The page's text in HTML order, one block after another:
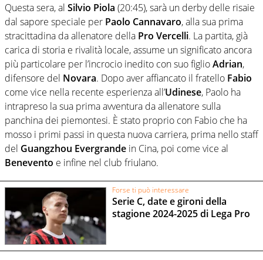
Questa sera, al Silvio Piola (20:45), sarà un derby delle risaie
dal sapore speciale per Paolo Cannavaro, alla sua prima
stracittadina da allenatore della Pro Vercelli. La partita, già
carica di storia e rivalità locale, assume un significato ancora
più particolare per l’incrocio inedito con suo figlioAdrian,
difensore del Novara. Dopo aver affiancato il fratello Fabio
come vice nella recente esperienza all’Udinese, Paolo ha
intrapreso la sua prima avventura da allenatore sulla
panchina dei piemontesi. È stato proprio con Fabio che ha
mosso i primi passi in questa nuova carriera, prima nello staff
del Guangzhou Evergrande in Cina, poi come vice al
Benevento e infine nel club friulano.
Forse ti può interessare
Serie C, date e gironi della
stagione 2024-2025 di Lega Pro